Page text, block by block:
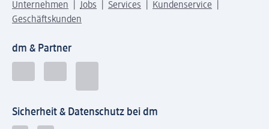
Unternehmen Jobs Services
Kundenservice
Geschäftskunden
dm & Partner
Sicherheit & Datenschutz bei dm